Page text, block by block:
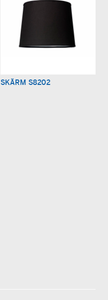
SKÄRM S8202